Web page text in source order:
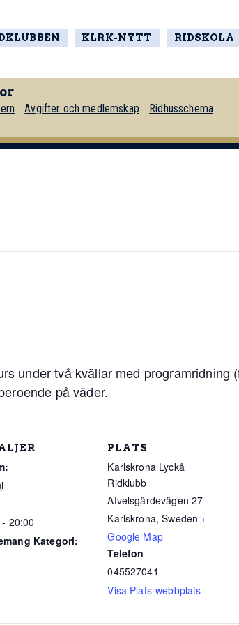
KLRK-NYTT RIDSKOLA
Avgifter och medlemskap
Ridhusschema
under två kvällar med
på väder.
20:00
Kategori:
PLATS
Karlskrona Lyckå
Ridklubb
Afvelsgärdevägen 27
Karlskrona, Sweden +
Google Map
Telefon
045527041
Visa Plats-webbplats